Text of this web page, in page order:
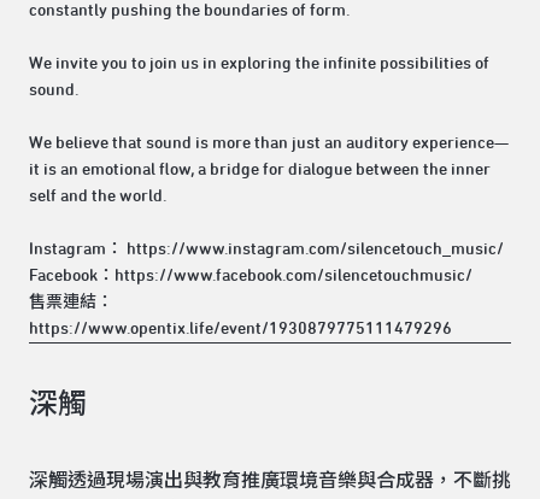
constantly pushing the boundaries of form.
We invite you to join us in exploring the infinite possibilities of
sound.
We believe that sound is more than just an auditory experience—
it is an emotional flow, a bridge for dialogue between the inner
self and the world.
Instagram： https://www.instagram.com/silencetouch_music/
Facebook：https://www.facebook.com/silencetouchmusic/
售票連結：
https://www.opentix.life/event/1930879775111479296
深觸
深觸透過現場演出與教育推廣環境音樂與合成器，不斷挑